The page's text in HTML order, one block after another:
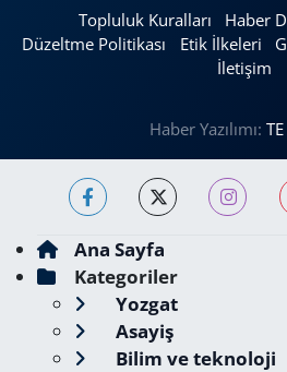
Topluluk Kuralları
Haber
Düzeltme Politikası
Etik İlkeleri
İletişim
Haber Yazılımı:
Ana Sayfa
Kategoriler
Yozgat
Asayiş
Bilim ve teknoloji